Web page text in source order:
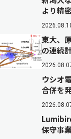
より精
東大、
の連続
ウシオ
合併を
保守事